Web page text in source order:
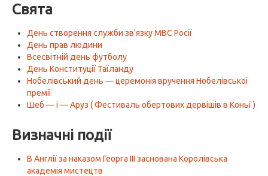
Свята
День створення служби зв'язку МВС Росії
День прав людини
Всесвітній день футболу
День Конституції Таїланду
Нобелівський день — церемонія вручення Нобелівської
премії
Шеб — і — Аруз ( Фестиваль обертових дервішів в Коньї )
Визначні події
В Англії за наказом Георга III заснована Королівська
академія мистецтв